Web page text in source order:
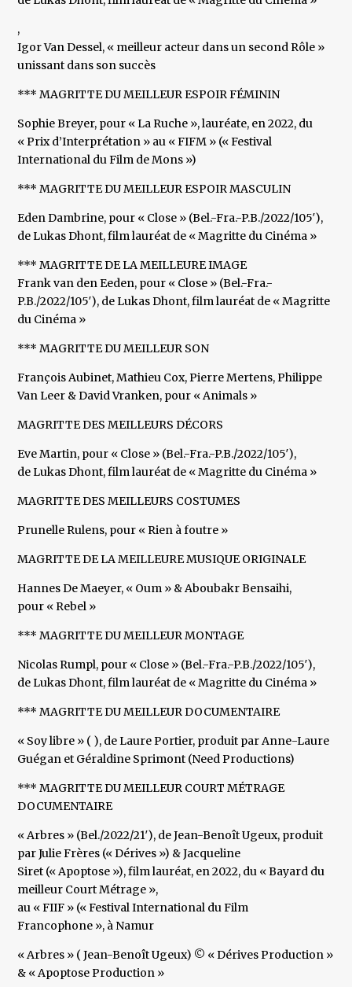
,
Igor Van Dessel, « meilleur acteur dans un second Rôle »
unissant dans son succès
*** MAGRITTE DU MEILLEUR ESPOIR FÉMININ
Sophie Breyer, pour « La Ruche », lauréate, en 2022, du
« Prix d’Interprétation » au « FIFM » (« Festival
International du Film de Mons »)
*** MAGRITTE DU MEILLEUR ESPOIR MASCULIN
Eden Dambrine, pour « Close » (Bel.-Fra.-P.B./2022/105′),
de Lukas Dhont, film lauréat de « Magritte du Cinéma »
*** MAGRITTE DE LA MEILLEURE IMAGE
Frank van den Eeden, pour « Close » (Bel.-Fra.-
P.B./2022/105′), de Lukas Dhont, film lauréat de « Magritte
du Cinéma »
*** MAGRITTE DU MEILLEUR SON
François Aubinet, Mathieu Cox, Pierre Mertens, Philippe
Van Leer & David Vranken, pour « Animals »
MAGRITTE DES MEILLEURS DÉCORS
Eve Martin, pour « Close » (Bel.-Fra.-P.B./2022/105′),
de Lukas Dhont, film lauréat de « Magritte du Cinéma »
MAGRITTE DES MEILLEURS COSTUMES
Prunelle Rulens, pour « Rien à foutre »
MAGRITTE DE LA MEILLEURE MUSIQUE ORIGINALE
Hannes De Maeyer, « Oum » & Aboubakr Bensaihi,
pour « Rebel »
*** MAGRITTE DU MEILLEUR MONTAGE
Nicolas Rumpl, pour « Close » (Bel.-Fra.-P.B./2022/105′),
de Lukas Dhont, film lauréat de « Magritte du Cinéma »
*** MAGRITTE DU MEILLEUR DOCUMENTAIRE
« Soy libre » ( ), de Laure Portier, produit par Anne-Laure
Guégan et Géraldine Sprimont (Need Productions)
*** MAGRITTE DU MEILLEUR COURT MÉTRAGE
DOCUMENTAIRE
« Arbres » (Bel./2022/21′), de Jean-Benoît Ugeux, produit
par Julie Frères (« Dérives ») & Jacqueline
Siret (« Apoptose »), film lauréat, en 2022, du « Bayard du
meilleur Court Métrage »,
au « FIIF » (« Festival International du Film
Francophone », à Namur
« Arbres » ( Jean-Benoît Ugeux) © « Dérives Production »
& « Apoptose Production »